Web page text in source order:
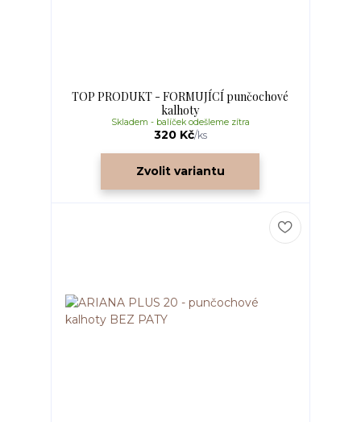
TOP PRODUKT - FORMUJÍCÍ punčochové
kalhoty
320 Kč/ks
Skladem - balíček odešleme zítra
Zvolit variantu